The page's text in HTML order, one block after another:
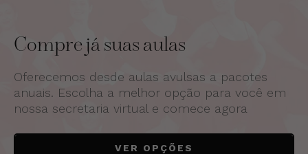
Compre já suas aulas
Oferecemos desde aulas avulsas a pacotes
anuais. Escolha a melhor opção para você em
nossa secretaria virtual e comece agora
VER OPÇÕES